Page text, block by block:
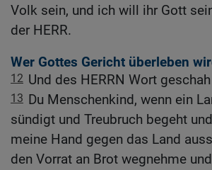
Volk sein, und ich will ihr Gott
der HERR.
Wer Gottes Gericht überleben
12 Und des HERRN Wort
13 Du Menschenkind, wenn ein
sündigt und Treubruch begeht
meine Hand gegen das Land
den Vorrat an Brot wegnehme